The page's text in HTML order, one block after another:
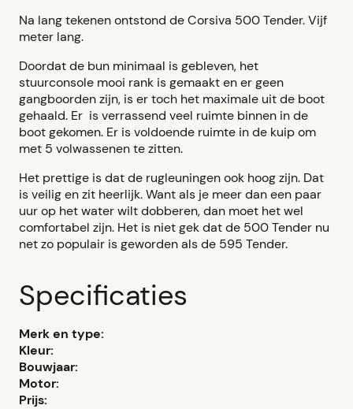
Na lang tekenen ontstond de Corsiva 500 Tender. Vijf
meter lang.
Doordat de bun minimaal is gebleven, het
stuurconsole mooi rank is gemaakt en er geen
gangboorden zijn, is er toch het maximale uit de boot
gehaald. Er is verrassend veel ruimte binnen in de
boot gekomen. Er is voldoende ruimte in de kuip om
met 5 volwassenen te zitten.
Het prettige is dat de rugleuningen ook hoog zijn. Dat
is veilig en zit heerlijk. Want als je meer dan een paar
uur op het water wilt dobberen, dan moet het wel
comfortabel zijn. Het is niet gek dat de 500 Tender nu
net zo populair is geworden als de 595 Tender.
Specificaties
Merk en type:
Kleur:
Bouwjaar:
Motor:
Prijs: